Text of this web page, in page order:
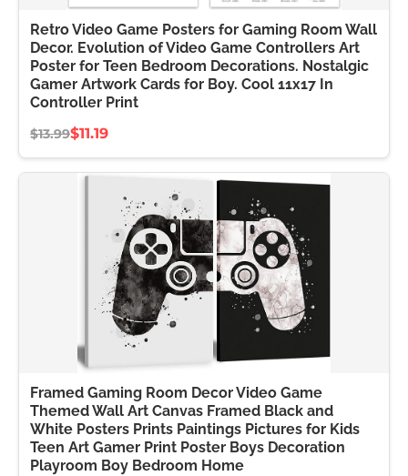
Retro Video Game Posters for Gaming Room Wall
Decor. Evolution of Video Game Controllers Art
Poster for Teen Bedroom Decorations. Nostalgic
Gamer Artwork Cards for Boy. Cool 11x17 In
Controller Print
$13.99$11.19
Framed Gaming Room Decor Video Game
Themed Wall Art Canvas Framed Black and
White Posters Prints Paintings Pictures for Kids
Teen Art Gamer Print Poster Boys Decoration
Playroom Boy Bedroom Home